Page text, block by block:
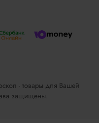
- товары для Вашей
защищены.